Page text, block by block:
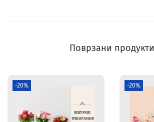
Поврзани продукти
-20% -20%